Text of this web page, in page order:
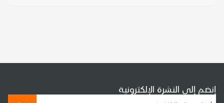
إنضم إلى النشرة الإلكترونية